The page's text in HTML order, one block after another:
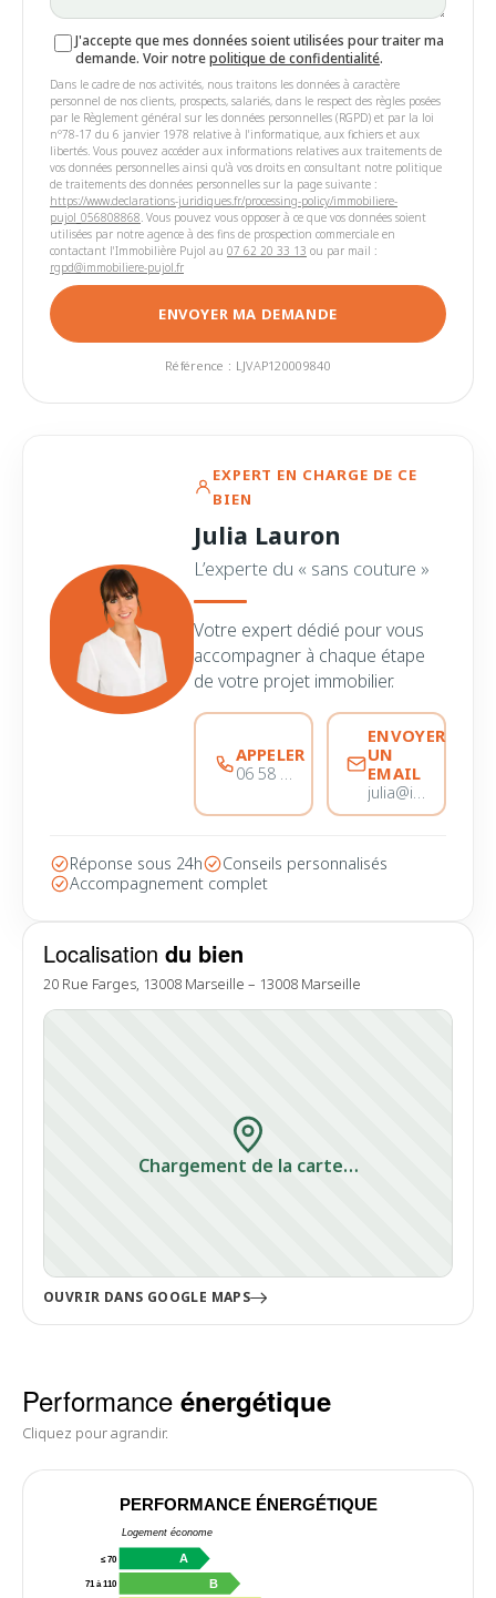
J'accepte que mes données soient utilisées pour traiter ma
demande. Voir notrepolitique de confidentialité.
Dans le cadre de nos activités, nous traitons les données à caractère
personnel de nos clients, prospects, salariés, dans le respect des règles posées
par le Règlement général sur les données personnelles (RGPD) et par la loi
n°78-17 du 6 janvier 1978 relative à l'informatique, aux fichiers et aux
libertés. Vous pouvez accéder aux informations relatives aux traitements de
vos données personnelles ainsi qu'à vos droits en consultant notre politique
de traitements des données personnelles sur la page suivante :
https://www.declarations-juridiques.fr/processing-policy/immobiliere-
pujol_056808868. Vous pouvez vous opposer à ce que vos données soient
utilisées par notre agence à des fins de prospection commerciale en
contactant l'Immobilière Pujol au 07 62 20 33 13 ou par mail :
rgpd@immobiliere-pujol.fr
ENVOYER MA DEMANDE
Référence : LJVAP120009840
Localisation du bien
20 Rue Farges, 13008 Marseille – 13008 Marseille
Chargement de la carte…
OUVRIR DANS GOOGLE MAPS
EXPERT EN CHARGE DE CE
BIEN
Julia Lauron
L’experte du « sans couture »
Votre expert dédié pour vous
accompagner à chaque étape
de votre projet immobilier.
APPELER
06 58 44 28 28
ENVOYER
UN
EMAIL
julia@immobiliere-pujol.fr
Réponse sous 24h
Conseils personnalisés
Accompagnement complet
Performance énergétique
Cliquez pour agrandir.
PERFORMANCE ÉNERGÉTIQUE
Logement économe
≤ 70 A
71 à 110 B